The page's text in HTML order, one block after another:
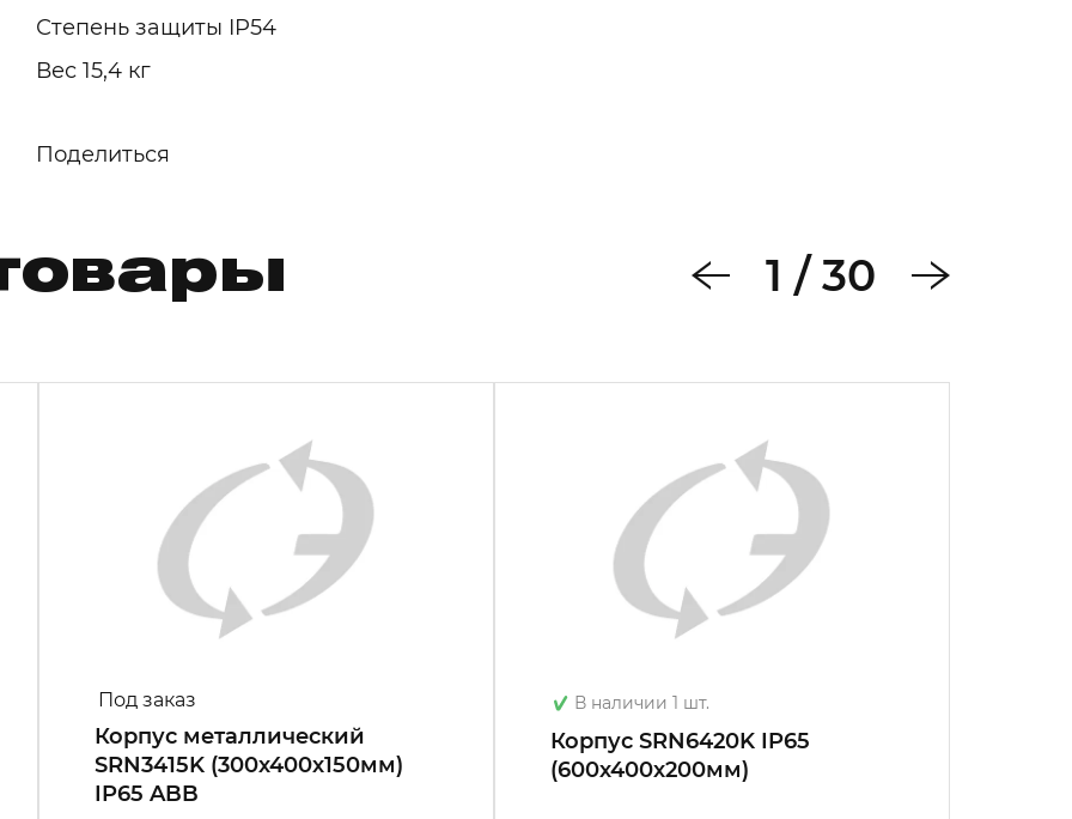
Степень защиты IP54
Вес 15,4 кг
Поделиться
1 / 30
Под заказ
Корпус металлический
SRN3415K (300х400х150мм)
IP65 ABB
В наличии 1 шт.
Корпус SRN6420K IP65
(600х400х200мм)